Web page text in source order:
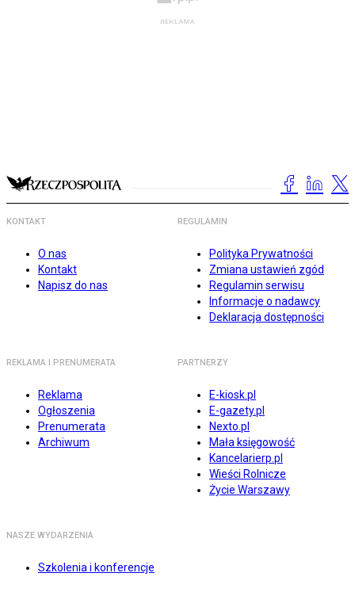
KONTAKT
O nas
Kontakt
Napisz do nas
REGULAMIN
Polityka Prywatności
Zmiana ustawień zgód
Regulamin serwisu
Informacje o nadawcy
Deklaracja dostępności
REKLAMA I PRENUMERATA
Reklama
Ogłoszenia
Prenumerata
Archiwum
PARTNERZY
E-kiosk.pl
E-gazety.pl
Nexto.pl
Mała księgowość
Kancelarierp.pl
Wieści Rolnicze
Życie Warszawy
NASZE WYDARZENIA
Szkolenia i konferencje